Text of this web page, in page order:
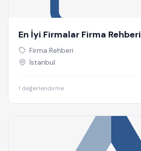
En İyi Firmalar Firma Rehberi
Firma Rehberi
İstanbul
1 değerlendirme